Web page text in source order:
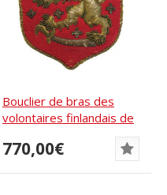
Bouclier de bras des
volontaires finlandais de
770,00€